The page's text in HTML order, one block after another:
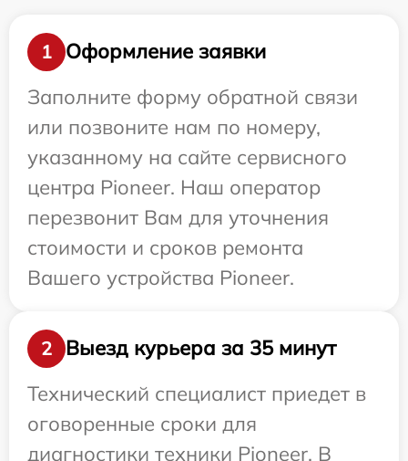
1
Оформление заявки
Заполните форму обратной связи
или позвоните нам по номеру,
указанному на сайте сервисного
центра Pioneer. Наш оператор
перезвонит Вам для уточнения
стоимости и сроков ремонта
Вашего устройства Pioneer.
2
Выезд курьера за 35 минут
Технический специалист приедет в
оговоренные сроки для
диагностики техники Pioneer. В